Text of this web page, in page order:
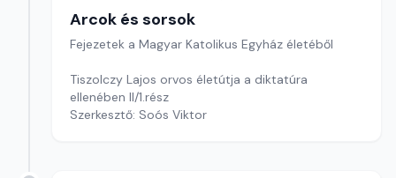
Arcok és sorsok
Fejezetek a Magyar Katolikus Egyház életéből
Tiszolczy Lajos orvos életútja a diktatúra
ellenében II/1.rész
Szerkesztő: Soós Viktor